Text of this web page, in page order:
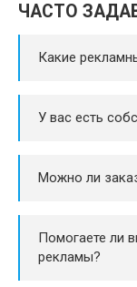
ЧАСТО
Какие
У вас есть
Можно ли
Помогаете ли
рекламы?